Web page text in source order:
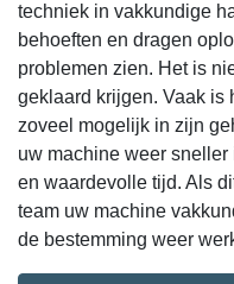
techniek in vakkundige
behoeften en dragen
problemen zien. Het is
geklaard krijgen. Vaak is
zoveel mogelijk in zijn
uw machine weer sneller
en waardevolle tijd. Als
team uw machine
de bestemming weer